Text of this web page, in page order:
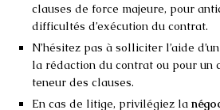
clauses de force majeure, pour
difficultés d’exécution du contrat.
N’hésitez pas à solliciter l’aide d’un
la rédaction du contrat ou pour un
teneur des clauses.
En cas de litige, privilégiez la